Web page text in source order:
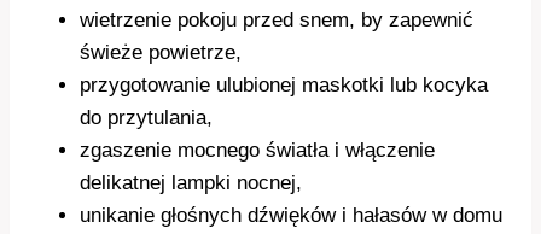
wietrzenie pokoju przed snem, by zapewnić
świeże powietrze,
przygotowanie ulubionej maskotki lub kocyka
do przytulania,
zgaszenie mocnego światła i włączenie
delikatnej lampki nocnej,
unikanie głośnych dźwięków i hałasów w domu